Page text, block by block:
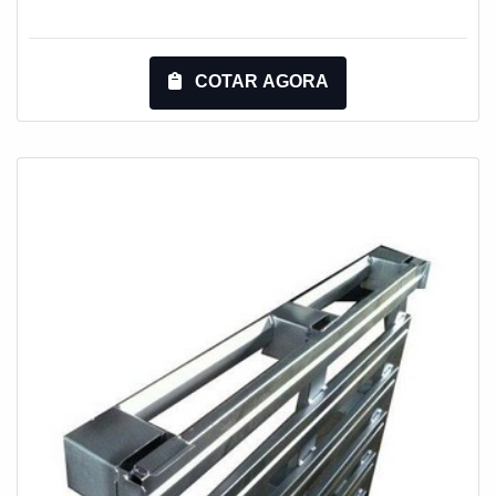
metálico porta pallet, com a Engesystems Sistemas de
Armazenagens o cliente encontrará excelente custo-
benefício com soluções para armazenagem,
verticalização e movimentação de cargas.MAIS
realizadas as atividades e modernos softwares de
cálculos, tudo para se certificar que se tenha rack
metálico porta pallet com assertividade.Há muitas
maneiras eficientes de uma empresa demonstrar
competência, excelência e destaque em sua área de
atuação. A Engesystems Sistemas de Armazenagens
se mostra referência por ter: Soluções para
armazenagem, verticalização e movimentação de
cargas; Atende em todo território brasileiro e países do
COTAR AGORA